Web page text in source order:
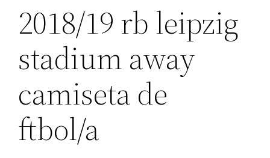
2018/19 rb leipzig
stadium away
camiseta de
ftbol/a